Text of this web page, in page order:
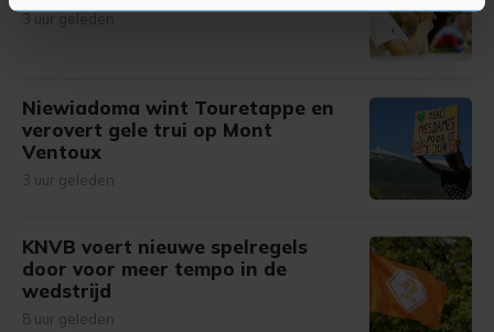
U kunt uw toestemming op elk moment wijzigen of
bezoek makkelijker en persoonlijker. Op
onze cookiepagina kun je ons cookiebeleid bekijken en je
gemaakte keuze altijd wijzigen of intrekken.
3 uur geleden
Niewiadoma wint Touretappe en
verovert gele trui op Mont
Ventoux
3 uur geleden
KNVB voert nieuwe spelregels
door voor meer tempo in de
wedstrijd
8 uur geleden